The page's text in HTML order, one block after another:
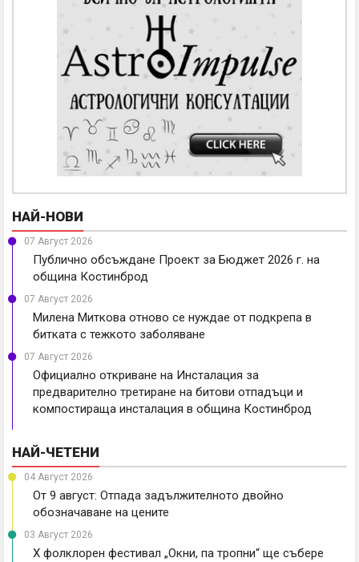
НАЙ-НОВИ
07 Август 2026
Публично обсъждане Проект за Бюджет 2026 г. на
община Костинброд
07 Август 2026
Милена Миткова отново се нуждае от подкрепа в
битката с тежкото заболяване
07 Август 2026
Официално откриване на Инсталация за
предварително третиране на битови отпадъци и
компостираща инсталация в община Костинброд
НАЙ-ЧЕТЕНИ
04 Август 2026
От 9 август: Отпада задължителното двойно
обозначаване на цените
03 Август 2026
X фолклорен фестивал „Окни, па тропни“ ще събере